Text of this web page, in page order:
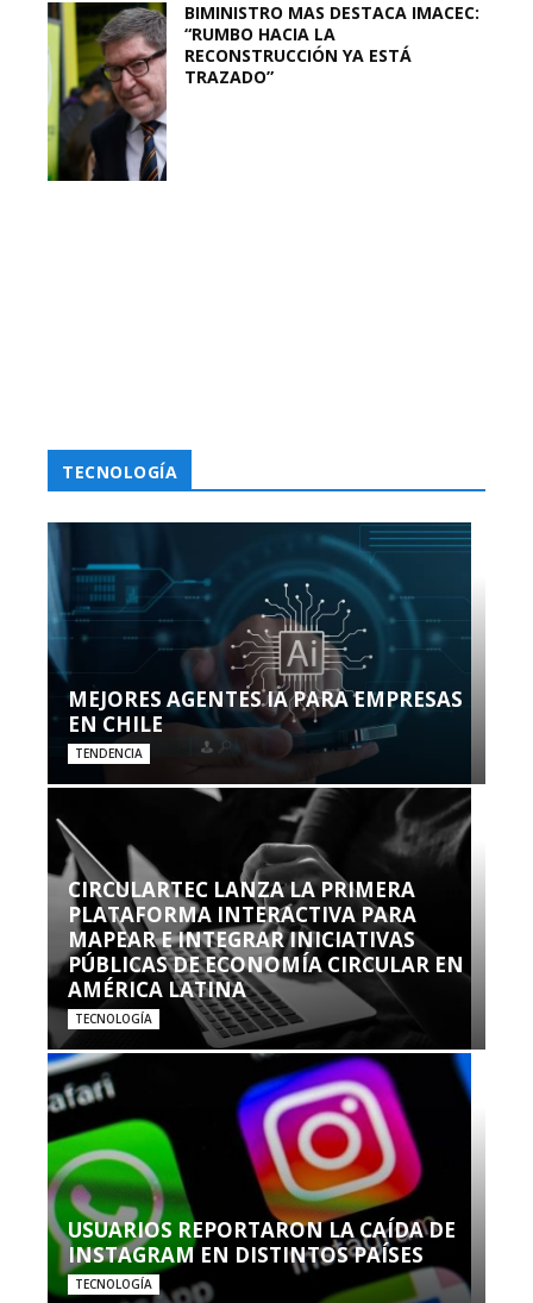
BIMINISTRO MAS DESTACA IMACEC:
“RUMBO HACIA LA
RECONSTRUCCIÓN YA ESTÁ
TRAZADO”
TECNOLOGÍA
MEJORES AGENTES IA PARA EMPRESAS
EN CHILE
TENDENCIA
CIRCULARTEC LANZA LA PRIMERA
PLATAFORMA INTERACTIVA PARA
MAPEAR E INTEGRAR INICIATIVAS
PÚBLICAS DE ECONOMÍA CIRCULAR EN
AMÉRICA LATINA
TECNOLOGÍA
USUARIOS REPORTARON LA CAÍDA DE
INSTAGRAM EN DISTINTOS PAÍSES
TECNOLOGÍA